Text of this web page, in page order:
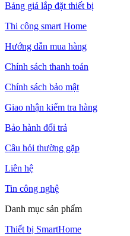
Bảng giá lắp đặt thiết bị
Thi công smart Home
Hướng dẫn mua hàng
Chính sách thanh toán
Chính sách bảo mật
Giao nhận kiểm tra hàng
Bảo hành đổi trả
Câu hỏi thường gặp
Liên hệ
Tin công nghệ
Danh mục sản phẩm
Thiết bị SmartHome